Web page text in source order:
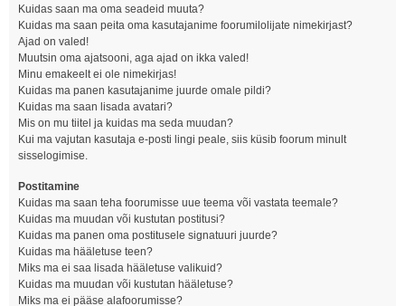
Kuidas saan ma oma seadeid muuta?
Kuidas ma saan peita oma kasutajanime foorumilolijate nimekirjast?
Ajad on valed!
Muutsin oma ajatsooni, aga ajad on ikka valed!
Minu emakeelt ei ole nimekirjas!
Kuidas ma panen kasutajanime juurde omale pildi?
Kuidas ma saan lisada avatari?
Mis on mu tiitel ja kuidas ma seda muudan?
Kui ma vajutan kasutaja e-posti lingi peale, siis küsib foorum minult
sisselogimise.
Postitamine
Kuidas ma saan teha foorumisse uue teema või vastata teemale?
Kuidas ma muudan või kustutan postitusi?
Kuidas ma panen oma postitusele signatuuri juurde?
Kuidas ma hääletuse teen?
Miks ma ei saa lisada hääletuse valikuid?
Kuidas ma muudan või kustutan hääletuse?
Miks ma ei pääse alafoorumisse?